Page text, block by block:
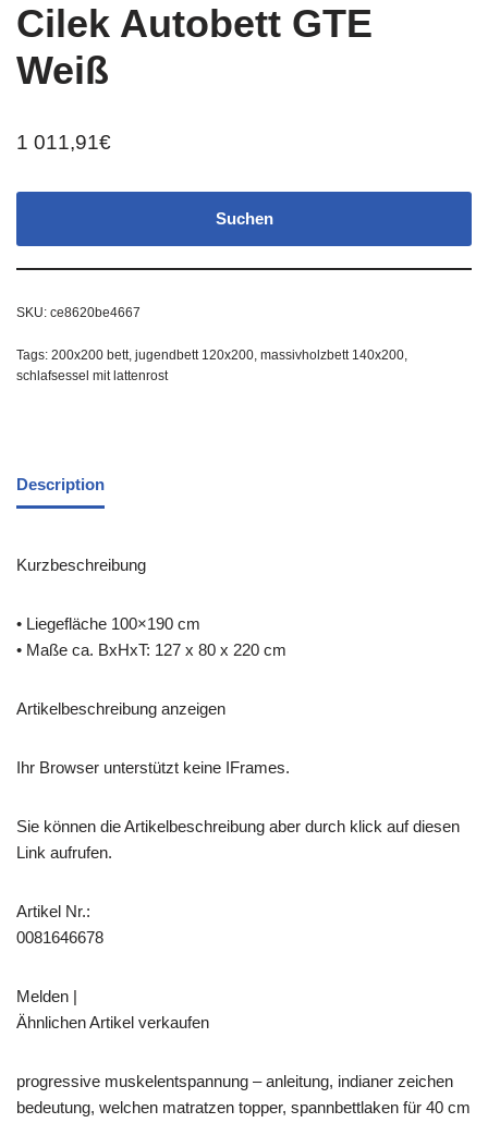
Cilek Autobett GTE
Weiß
1 011,91€
Suchen
SKU: ce8620be4667
Tags: 200x200 bett, jugendbett 120x200, massivholzbett 140x200,
schlafsessel mit lattenrost
Description
Kurzbeschreibung
• Liegefläche 100×190 cm
• Maße ca. BxHxT: 127 x 80 x 220 cm
Artikelbeschreibung anzeigen
Ihr Browser unterstützt keine IFrames.
Sie können die Artikelbeschreibung aber durch klick auf diesen
Link aufrufen.
Artikel Nr.:
0081646678
Melden |
Ähnlichen Artikel verkaufen
progressive muskelentspannung – anleitung, indianer zeichen
bedeutung, welchen matratzen topper, spannbettlaken für 40 cm